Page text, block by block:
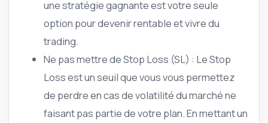
une stratégie gagnante est votre seule
option pour devenir rentable et vivre du
trading.
Ne pas mettre de Stop Loss (SL) : Le Stop
Loss est un seuil que vous vous permettez
de perdre en cas de volatilité du marché ne
faisant pas partie de votre plan. En mettant un